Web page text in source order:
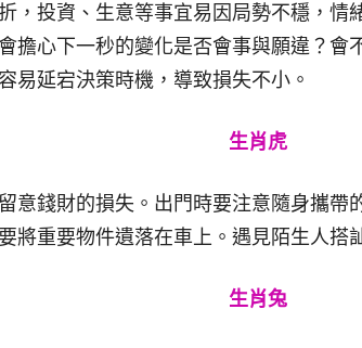
，投資、生意等事宜易因局勢不穩，情
擔心下一秒的變化是否會事與願違？會
易延宕決策時機，導致損失不小。
生肖虎
意錢財的損失。出門時要注意隨身攜帶
將重要物件遺落在車上。遇見陌生人搭
生肖兔